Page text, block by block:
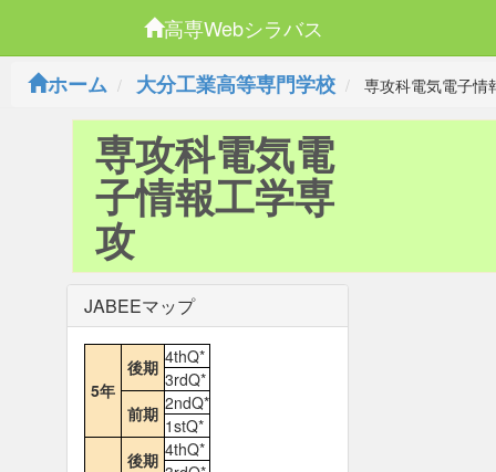
高専Webシラバス
ホーム
大分工業高等専門学校 専攻科電気電子情
専攻科電気電
子情報工学専
攻
JABEEマップ
5年
後期 4thQ*
3rdQ*
前期 2ndQ*
1stQ*
後期 4thQ*